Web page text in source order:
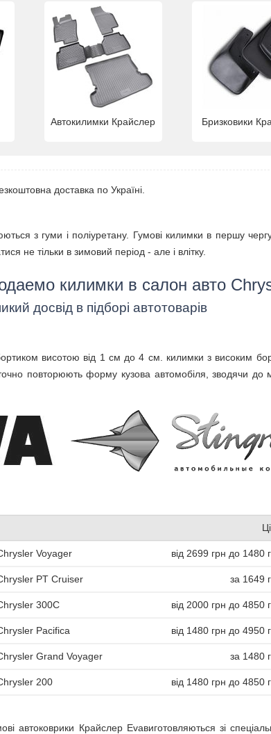
Автокилимки Крайслер Бризковики
доставка по Україні.
з гуми і поліуретану. Гумові килимки в першу
не тільки в зимовий період - але і влітку.
килимки в салон авто
досвід в підборі автотоварів
висотою від 1 см до 4 см. килимки з високим
повторюють форму кузова автомобіля, зводячи до
Voyager від 2699 грн до 1480
PT Cruiser за 1649
300C від 2000 грн до 4850
Pacifica від 1480 грн до 4950
Grand Voyager за 1480
200 від 1480 грн до 4850
автоковрики Крайслер Evaвиготовляються зі